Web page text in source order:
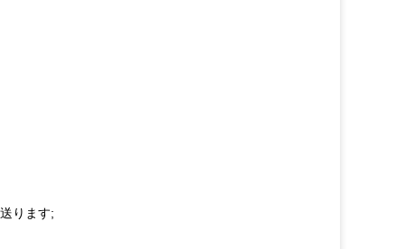
ります;